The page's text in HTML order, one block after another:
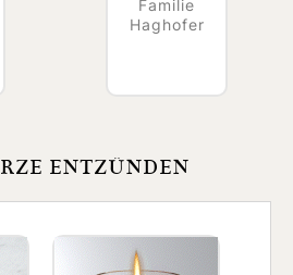
Familie
Haghofer
ENTZÜNDEN